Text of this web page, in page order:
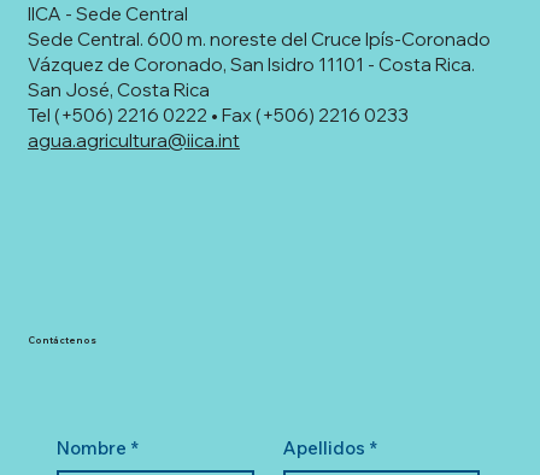
IICA - Sede Central
Sede Central. 600 m. noreste del Cruce Ipís-Coronado
Vázquez de Coronado, San Isidro 11101 - Costa Rica.
San José, Costa Rica
Tel (+506) 2216 0222 • Fax (+506) 2216 0233
agua.agricultura@iica.int
Nombre * Apellidos *
Contáctenos